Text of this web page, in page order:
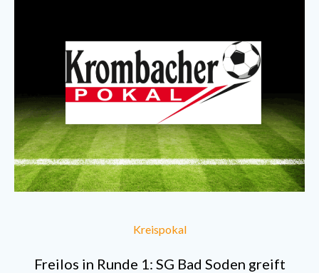
Kreispokal
Freilos in Runde 1: SG Bad Soden greift